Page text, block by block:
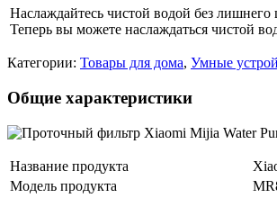
Наслаждайтесь чистой водой без
Теперь вы можете наслаждаться чистой
Категории: Товары для дома, Умные
Общие характеристики
Название продукта
Модель продукта